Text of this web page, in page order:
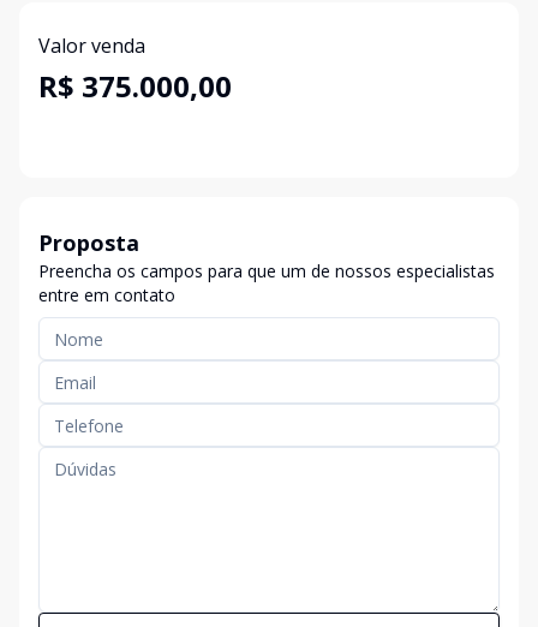
Valor venda
R$ 375.000,00
Proposta
Preencha os campos para que um de nossos especialistas
entre em contato